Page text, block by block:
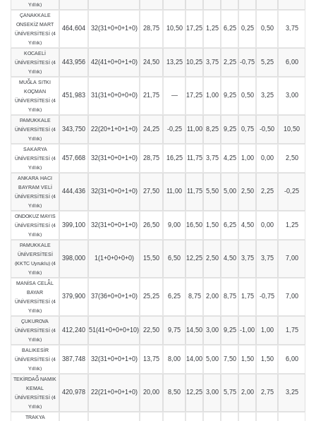
Yıllık)
ÇANAKKALE
ONSEKİZ MART
ÜNİVERSİTESİ (4
Yıllık)
464,604 32(31+0+0+1+0) 28,75 10,50 17,25 1,25 6,25 0,25 0,50 3,75
KOCAELİ
ÜNİVERSİTESİ (4
Yıllık)
443,956 42(41+0+0+1+0) 24,50 13,25 10,25 3,75 2,25 -0,75 5,25 6,00
MUĞLA SITKI
KOÇMAN
ÜNİVERSİTESİ (4
Yıllık)
451,983 31(31+0+0+0+0) 21,75 — 17,25 1,00 9,25 0,50 3,25 3,00
PAMUKKALE
ÜNİVERSİTESİ (4
Yıllık)
343,750 22(20+1+0+1+0) 24,25 -0,25 11,00 8,25 9,25 0,75 -0,50 10,50
SAKARYA
ÜNİVERSİTESİ (4
Yıllık)
457,668 32(31+0+0+1+0) 28,75 16,25 11,75 3,75 4,25 1,00 0,00 2,50
ANKARA HACI
BAYRAM VELİ
ÜNİVERSİTESİ (4
Yıllık)
444,436 32(31+0+0+1+0) 27,50 11,00 11,75 5,50 5,00 2,50 2,25 -0,25
ONDOKUZ MAYIS
ÜNİVERSİTESİ (4
Yıllık)
399,100 32(31+0+0+1+0) 26,50 9,00 16,50 1,50 6,25 4,50 0,00 1,25
PAMUKKALE
ÜNİVERSİTESİ
(KKTC Uyruklu) (4
Yıllık)
398,000 1(1+0+0+0+0) 15,50 6,50 12,25 2,50 4,50 3,75 3,75 7,00
MANİSA CELÂL
BAYAR
ÜNİVERSİTESİ (4
Yıllık)
379,900 37(36+0+0+1+0) 25,25 6,25 8,75 2,00 8,75 1,75 -0,75 7,00
ÇUKUROVA
ÜNİVERSİTESİ (4
Yıllık)
412,240 51(41+0+0+0+10) 22,50 9,75 14,50 3,00 9,25 -1,00 1,00 1,75
BALIKESİR
ÜNİVERSİTESİ (4
Yıllık)
387,748 32(31+0+0+1+0) 13,75 8,00 14,00 5,00 7,50 1,50 1,50 6,00
TEKİRDAĞ NAMIK
KEMAL
ÜNİVERSİTESİ (4
Yıllık)
420,978 22(21+0+0+1+0) 20,00 8,50 12,25 3,00 5,75 2,00 2,75 3,25
TRAKYA